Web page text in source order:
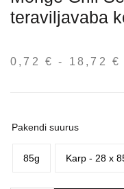
teraviljavaba
0,72 € - 18,72€
Pakendi suurus
85g Karp - 28 x